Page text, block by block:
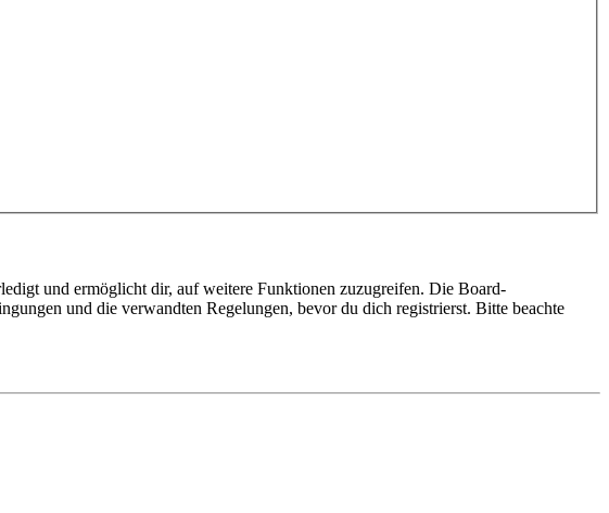
und ermöglicht dir, auf weitere Funktionen zuzugreifen. Die Board-
und die verwandten Regelungen, bevor du dich registrierst. Bitte beachte